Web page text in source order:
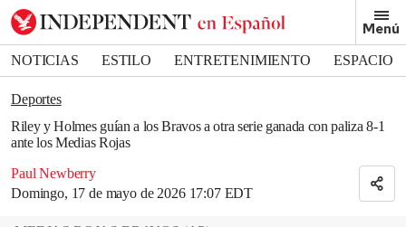
Menú
NOTICIAS ESTILO ENTRETENIMIENTO
ESPACIO
DEPORTES
Deportes
Riley y Holmes guían a los Bravos a otra serie ganada con paliza 8-1
ante los Medias Rojas
Paul Newberry
Domingo, 17 de mayo de 2026 17:07 EDT
Bookmark popover
Removed from bookmarks
Close popover